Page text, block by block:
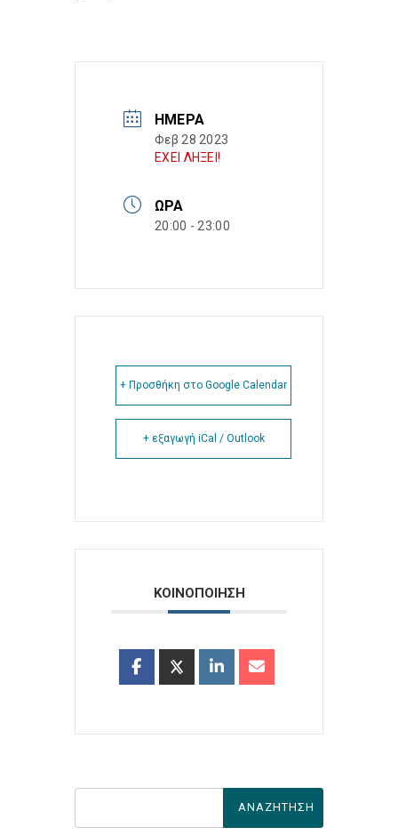
ΗΜΈΡΑ
Φεβ 28 2023
ΕΧΕΙ ΛΗΞΕΙ!
ΏΡΑ
20:00 - 23:00
+ Προσθήκη στο Google Calendar
+ εξαγωγή iCal / Outlook
ΚΟΙΝΟΠΟΙΗΣΗ